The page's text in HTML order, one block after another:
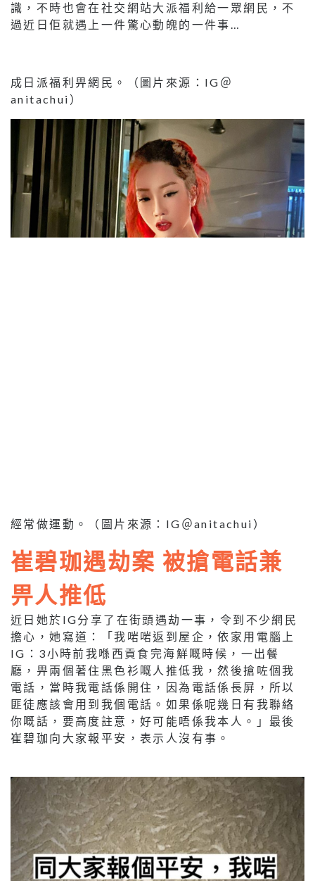
識，不時也會在社交網站大派福利給一眾網民，不
過近日佢就遇上一件驚心動魄的一件事…
成日派福利畀網民。（圖片來源：IG＠
anitachui）
經常做運動。（圖片來源：IG＠anitachui）
崔碧珈遇劫案 被搶電話兼
畀人推低
近日她於IG分享了在街頭遇劫一事，令到不少網民
擔心，她寫道：「我啱啱返到屋企，依家用電腦上
IG：3小時前我喺西貢食完海鮮嘅時候，一出餐
廳，畀兩個著住黑色衫嘅人推低我，然後搶咗個我
電話，當時我電話係開住，因為電話係長屏，所以
匪徒應該會用到我個電話。如果係呢幾日有我聯絡
你嘅話，要高度註意，好可能唔係我本人。」最後
崔碧珈向大家報平安，表示人沒有事。